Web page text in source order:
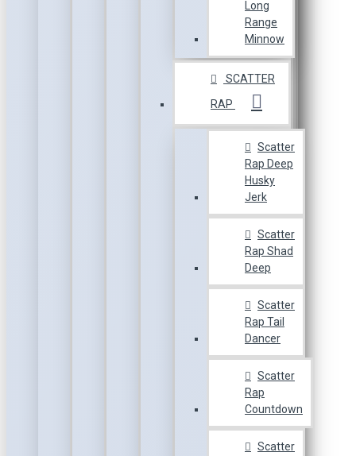
Long
Range
Minnow
SCATTER
RAP
Scatter
Rap Deep
Husky
Jerk
Scatter
Rap Shad
Deep
Scatter
Rap Tail
Dancer
Scatter
Rap
Countdown
Scatter